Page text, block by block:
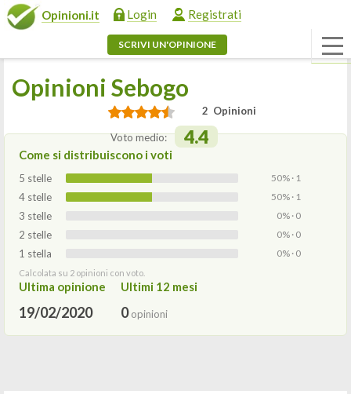
Opinioni.it Login Registrati
SCRIVI UN'OPINIONE
Opinioni Sebogo
2 Opinioni
Voto medio: 4.4
Come si distribuiscono i voti
5 stelle 50% · 1
4 stelle 50% · 1
3 stelle 0% · 0
2 stelle 0% · 0
1 stella 0% · 0
Calcolata su 2 opinioni con voto.
Ultima opinione
19/02/2020
Ultimi 12 mesi
0opinioni